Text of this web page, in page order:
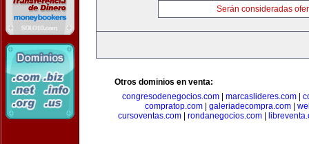
Serán consideradas
Otros dominios en venta:
congresodenegocios.com| marcaslideres.com|
compratop.com| galeriadecompra.com|
cursoventas.com
rondanegocios.com